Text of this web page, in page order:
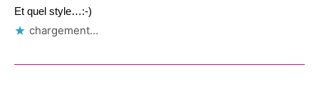
Et quel style…:-)
chargement…